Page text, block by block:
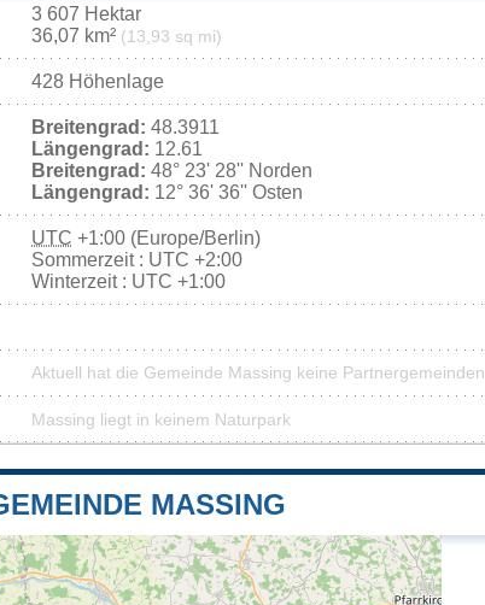
3 607 Hektar
36,07 km² (13,93 sq mi)
428 Höhenlage
Breitengrad: 48.3911
Längengrad: 12.61
Breitengrad: 48° 23' 28'' Norden
Längengrad: 12° 36' 36'' Osten
UTC +1:00 (Europe/Berlin)
Sommerzeit : UTC +2:00
Winterzeit : UTC +1:00
Aktuell hat die Gemeinde Massing keine Partnergemeinden
Massing liegt in keinem Naturpark
MASSING